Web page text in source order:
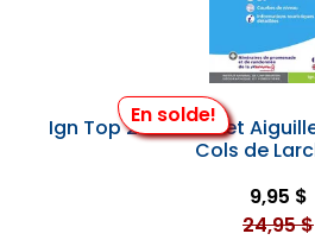
En solde!
Ign Top 25 #3538 et
Cols de
9,95 $
24,95 $